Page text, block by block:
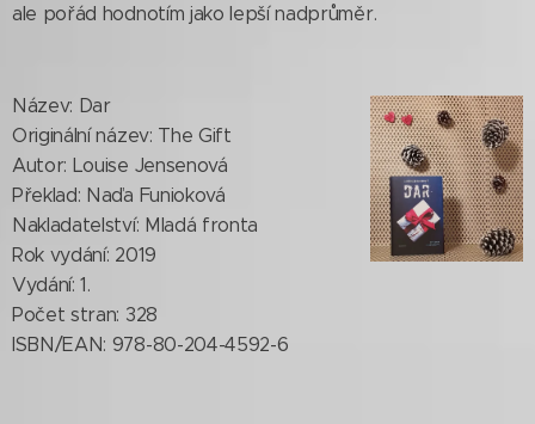
ale pořád hodnotím jako lepší nadprůměr.
Název: Dar
Originální název: The Gift
Autor: Louise Jensenová
Překlad: Naďa Funioková
Nakladatelství: Mladá fronta
Rok vydání: 2019
Vydání: 1.
Počet stran: 328
ISBN/EAN: 978-80-204-4592-6